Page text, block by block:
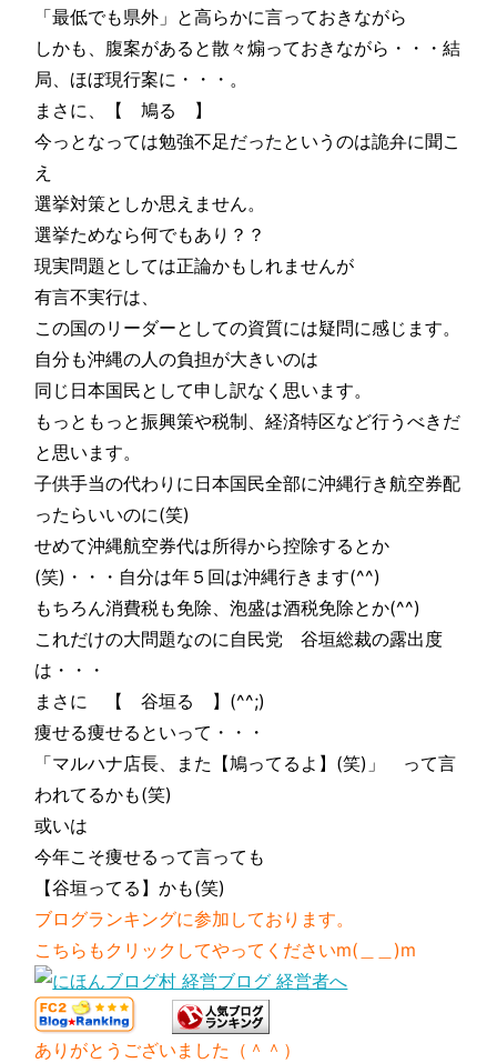
「最低でも県外」と高らかに言っておきながら
しかも、腹案があると散々煽っておきながら・・・結
局、ほぼ現行案に・・・。
まさに、【 鳩る 】
今っとなっては勉強不足だったというのは詭弁に聞こ
え
選挙対策としか思えません。
選挙ためなら何でもあり？？
現実問題としては正論かもしれませんが
有言不実行は、
この国のリーダーとしての資質には疑問に感じます。
自分も沖縄の人の負担が大きいのは
同じ日本国民として申し訳なく思います。
もっともっと振興策や税制、経済特区など行うべきだ
と思います。
子供手当の代わりに日本国民全部に沖縄行き航空券配
ったらいいのに(笑)
せめて沖縄航空券代は所得から控除するとか
(笑)・・・自分は年５回は沖縄行きます(^^)
もちろん消費税も免除、泡盛は酒税免除とか(^^)
これだけの大問題なのに自民党 谷垣総裁の露出度
は・・・
まさに 【 谷垣る 】(^^;)
痩せる痩せるといって・・・
「マルハナ店長、また【鳩ってるよ】(笑)」 って言
われてるかも(笑)
或いは
今年こそ痩せるって言っても
【谷垣ってる】かも(笑)
ブログランキングに参加しております。
こちらもクリックしてやってくださいm(＿＿)m
ありがとうございました（＾＾）